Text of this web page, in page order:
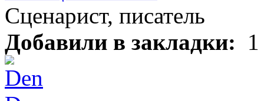
Сценарист, писатель
Добавили в закладки: